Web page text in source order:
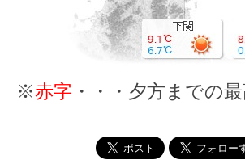
※赤字 ・・・夕方までの